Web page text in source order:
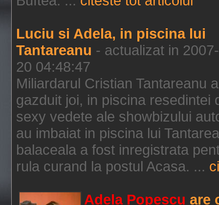
Luciu si Adela, in piscina lui
Tantareanu - actualizat in
20 04:48:47
Miliardarul Cristian Tantareanu a
gazduit joi, in piscina resedintei
sexy vedete ale showbizului
au imbaiat in piscina lui
balaceala a fost inregistrata
rula curand la postul Acasa. ...
Adela Popescu are